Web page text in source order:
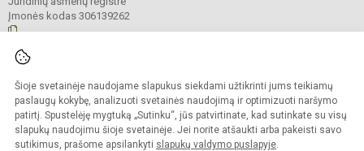
Šioje svetainėje naudojame slapukus siekdami užtikrinti jums teikiamų
paslaugų kokybę, analizuoti svetainės naudojimą ir optimizuoti naršymo
patirtį. Spustelėję mygtuką „Sutinku“, jūs patvirtinate, kad sutinkate su visų
slapukų naudojimu šioje svetainėje. Jei norite atšaukti arba pakeisti savo
sutikimus, prašome apsilankyti slapukų valdymo puslapyje.
Įmonės kodas 306139262
Kopijuoti turinį be raštiško Bukiškio pagrindinės mokyklos administracijos
sutikimo griežtai draudžiama.
Prieinamumo paraiška Slapukų valdymas